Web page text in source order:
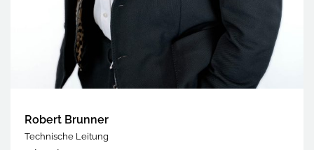
Robert Brunner
Technische Leitung